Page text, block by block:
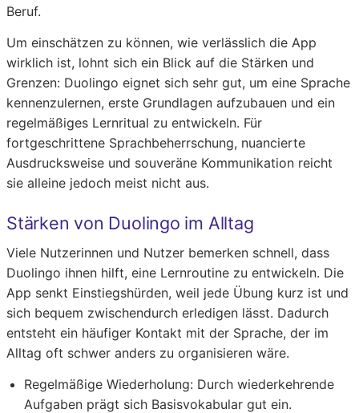
Beruf.
Um einschätzen zu können, wie verlässlich die App
wirklich ist, lohnt sich ein Blick auf die Stärken und
Grenzen: Duolingo eignet sich sehr gut, um eine Sprache
kennenzulernen, erste Grundlagen aufzubauen und ein
regelmäßiges Lernritual zu entwickeln. Für
fortgeschrittene Sprachbeherrschung, nuancierte
Ausdrucksweise und souveräne Kommunikation reicht
sie alleine jedoch meist nicht aus.
Stärken von Duolingo im Alltag
Viele Nutzerinnen und Nutzer bemerken schnell, dass
Duolingo ihnen hilft, eine Lernroutine zu entwickeln. Die
App senkt Einstiegshürden, weil jede Übung kurz ist und
sich bequem zwischendurch erledigen lässt. Dadurch
entsteht ein häufiger Kontakt mit der Sprache, der im
Alltag oft schwer anders zu organisieren wäre.
Regelmäßige Wiederholung: Durch wiederkehrende
Aufgaben prägt sich Basisvokabular gut ein.